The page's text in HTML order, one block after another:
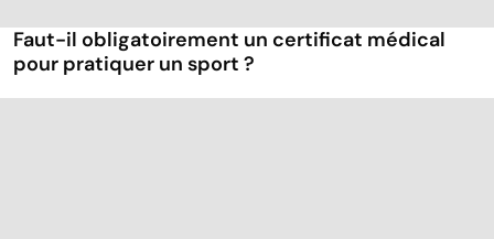
Faut-il obligatoirement un certificat médical
pour pratiquer un sport ?